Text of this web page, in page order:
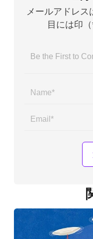
メールアドレ
目には印